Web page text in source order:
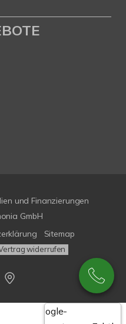
und Finanzierungen
GmbH
Sitemap
widerrufen
Google-